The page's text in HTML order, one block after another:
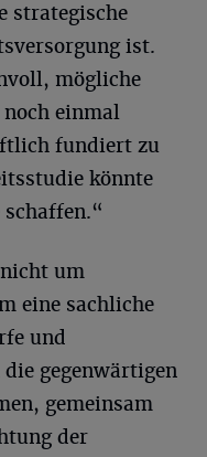
strategische
ist.
mögliche
einmal
fundiert zu
könnte
um
eine sachliche
und
gegenwärtigen
gemeinsam
der